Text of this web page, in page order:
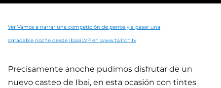
Ver Vamos a narrar una competición de perros y a pasar una
agradable noche desde IbaaiLVP en www.twitch.tv
Precisamente anoche pudimos disfrutar de un
nuevo casteo de Ibai, en esta ocasión con tintes